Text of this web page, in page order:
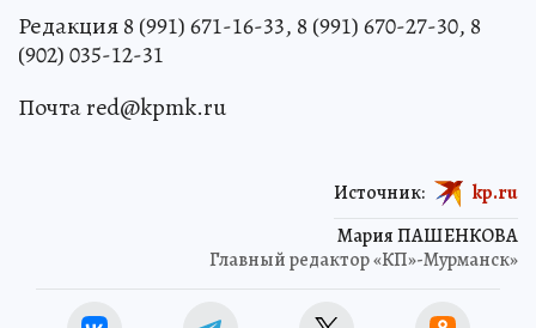
Редакция 8 (991) 671-16-33, 8 (991) 670-27-30, 8
(902) 035-12-31
Почта red@kpmk.ru
Мария ПАШЕНКОВА
Главный редактор «КП»-Мурманск»
Источник: kp.ru